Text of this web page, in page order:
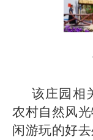
该庄园相
农村自然风
闲游玩的好